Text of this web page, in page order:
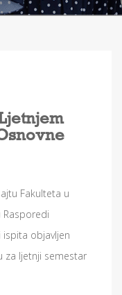
Fakulteta u
ispita objavljen
za ljetnji semestar